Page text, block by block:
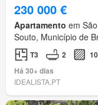
230 000 €
Apartamento em
Souto, Município de
T3 2
Há 30+ dias
IDEALISTA.PT